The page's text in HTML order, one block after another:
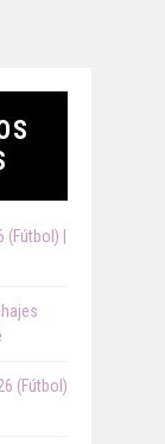
|
(Fútbol)